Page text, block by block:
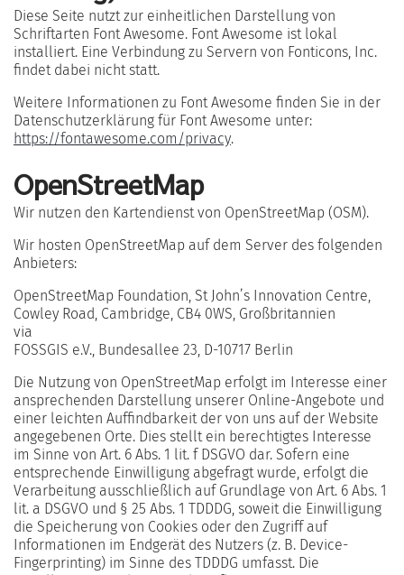
Diese Seite nutzt zur einheitlichen Darstellung von
Schriftarten Font Awesome. Font Awesome ist lokal
installiert. Eine Verbindung zu Servern von Fonticons, Inc.
findet dabei nicht statt.
Weitere Informationen zu Font Awesome finden Sie in der
Datenschutzerklärung für Font Awesome unter:
https://fontawesome.com/privacy.
OpenStreetMap
Wir nutzen den Kartendienst von OpenStreetMap (OSM).
Wir hosten OpenStreetMap auf dem Server des folgenden
Anbieters:
OpenStreetMap Foundation, St John’s Innovation Centre,
Cowley Road, Cambridge, CB4 0WS, Großbritannien
via
FOSSGIS e.V., Bundesallee 23, D-10717 Berlin
Die Nutzung von OpenStreetMap erfolgt im Interesse einer
ansprechenden Darstellung unserer Online-Angebote und
einer leichten Auffindbarkeit der von uns auf der Website
angegebenen Orte. Dies stellt ein berechtigtes Interesse
im Sinne von Art. 6 Abs. 1 lit. f DSGVO dar. Sofern eine
entsprechende Einwilligung abgefragt wurde, erfolgt die
Verarbeitung ausschließlich auf Grundlage von Art. 6 Abs. 1
lit. a DSGVO und § 25 Abs. 1 TDDDG, soweit die Einwilligung
die Speicherung von Cookies oder den Zugriff auf
Informationen im Endgerät des Nutzers (z. B. Device-
Fingerprinting) im Sinne des TDDDG umfasst. Die